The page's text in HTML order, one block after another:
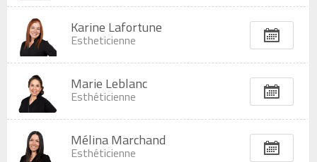
Karine Lafortune
Estheticienne
Marie Leblanc
Esthéticienne
Mélina Marchand
Esthéticienne